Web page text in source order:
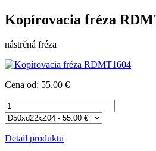
Kopírovacia fréza
nástrčná fréza
Cena od: 55.00 €
Detail produktu